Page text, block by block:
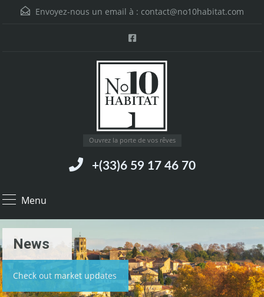
Envoyez-nous un email à : contact@no10habitat.com
Ouvrez la porte de vos rêves
+(33)6 59 17 46 70
Menu
News
Check out market updates